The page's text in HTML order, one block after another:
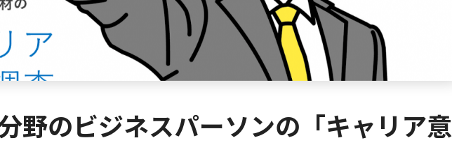
野のビジネスパーソンの「キャリア意